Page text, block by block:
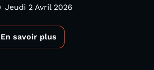
Jeudi 2 Avril 2026
En savoir plus